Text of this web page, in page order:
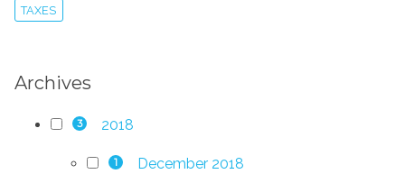
TAXES
Archives
3 2018
1 December 2018